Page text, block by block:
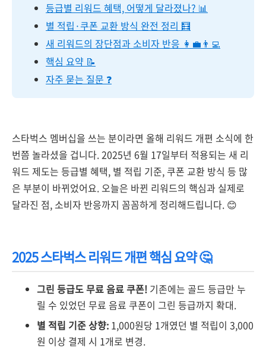
등급별 리워드 혜택, 어떻게 달라졌나? 📊
별 적립·쿠폰 교환 방식 완전 정리 🧮
새 리워드의 장단점과 소비자 반응 👩‍💼👨‍💻
핵심 요약 📝
자주 묻는 질문 ❓
스타벅스 멤버십을 쓰는 분이라면 올해 리워드 개편 소식에 한
번쯤 놀라셨을 겁니다. 2025년 6월 17일부터 적용되는 새 리
워드 제도는 등급별 혜택, 별 적립 기준, 쿠폰 교환 방식 등 많
은 부분이 바뀌었어요. 오늘은 바뀐 리워드의 핵심과 실제로
달라진 점, 소비자 반응까지 꼼꼼하게 정리해드립니다. 😊
2025 스타벅스 리워드 개편 핵심 요약 🤔
그린 등급도 무료 음료 쿠폰! 기존에는 골드 등급만 누
릴 수 있었던 무료 음료 쿠폰이 그린 등급까지 확대.
별 적립 기준 상향: 1,000원당 1개였던 별 적립이 3,000
원 이상 결제 시 1개로 변경.